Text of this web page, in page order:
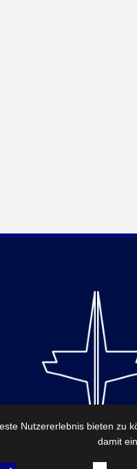
Nutzererlebnis bieten zu
damit